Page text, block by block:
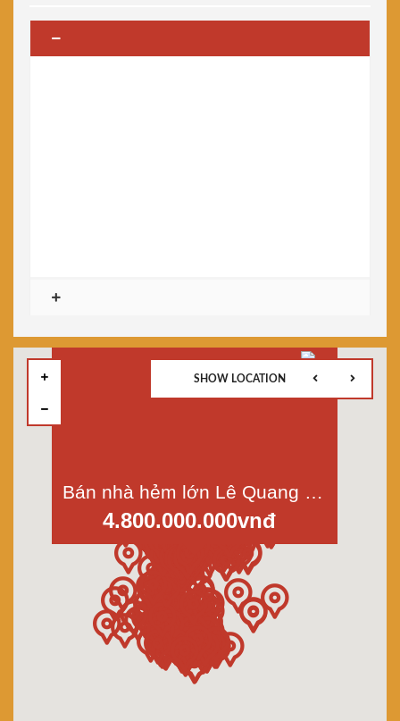
Bán nhà hẻm lớn Lê Quang Sung, phường 9, quận 6, Dt 55m2, 1 lầu
4.800.000.000vnđ
SHOW LOCATION